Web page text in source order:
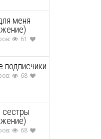
меня
61
подписчики
68
68